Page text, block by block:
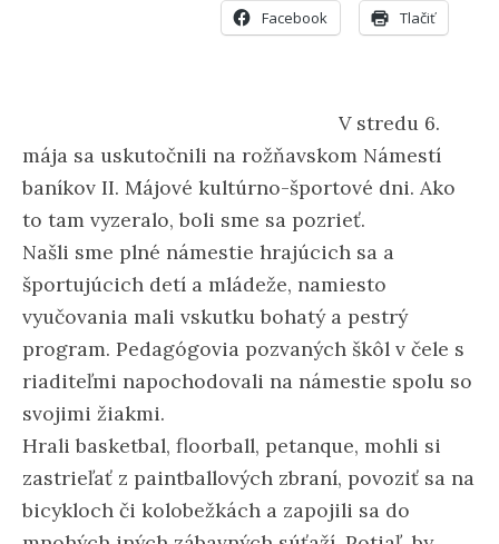
Facebook Tlačiť
V stredu 6.
mája sa uskutočnili na rožňavskom Námestí
baníkov II. Májové kultúrno-športové dni. Ako
to tam vyzeralo, boli sme sa pozrieť.
Našli sme plné námestie hrajúcich sa a
športujúcich detí a mládeže, namiesto
vyučovania mali vskutku bohatý a pestrý
program. Pedagógovia pozvaných škôl v čele s
riaditeľmi napochodovali na námestie spolu so
svojimi žiakmi.
Hrali basketbal, floorball, petanque, mohli si
zastrieľať z paintballových zbraní, povoziť sa na
bicykloch či kolobežkách a zapojili sa do